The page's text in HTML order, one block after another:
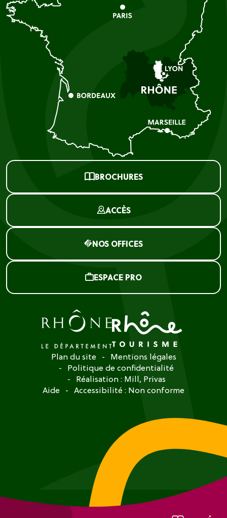
BROCHURES
ACCÈS
NOS OFFICES
ESPACE PRO
Plan du site
Mentions légales
Politique de confidentialité
Réalisation : Mill, Privas
Aide
Accessibilité : Non conforme